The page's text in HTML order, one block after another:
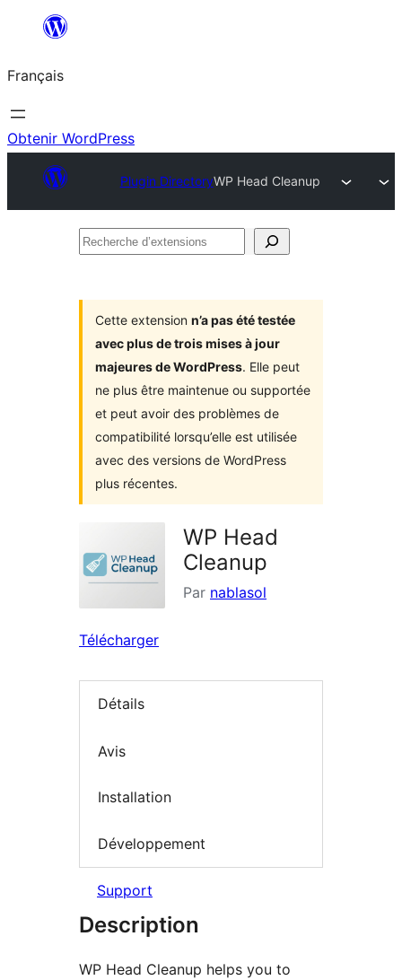
contenu
Français
Obtenir WordPress
Plugin DirectoryWP Head Cleanup
Recherche
Cette extension n’a pas été testée
avec plus de trois mises à jour
majeures de WordPress. Elle peut
ne plus être maintenue ou supportée
et peut avoir des problèmes de
compatibilité lorsqu’elle est utilisée
avec des versions de WordPress
plus récentes.
WP Head
Cleanup
Par nablasol
Télécharger
Détails
Avis
Installation
Développement
Support
Description
WP Head Cleanup helps you to